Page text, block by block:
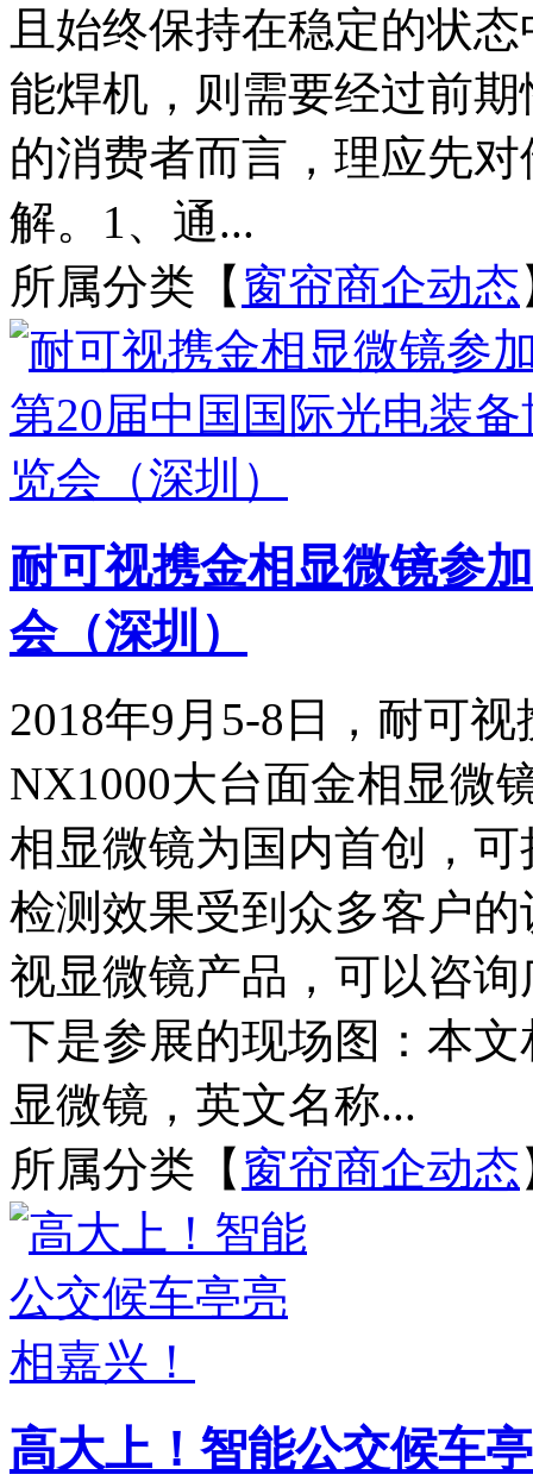
且始终保持在稳定的状
能焊机，则需要经过前
的消费者而言，理应先
解。1、通...
所属分类【 窗帘商企动态
耐可视携金相显微镜参
会（深圳）
2018年9月5-8日，耐可
NX1000大台面金相显微
相显微镜为国内首创，
检测效果受到众多客户
视显微镜产品，可以咨
下是参展的现场图：本
显微镜，英文名称...
所属分类【 窗帘商企动态
高大上！智能公交候车